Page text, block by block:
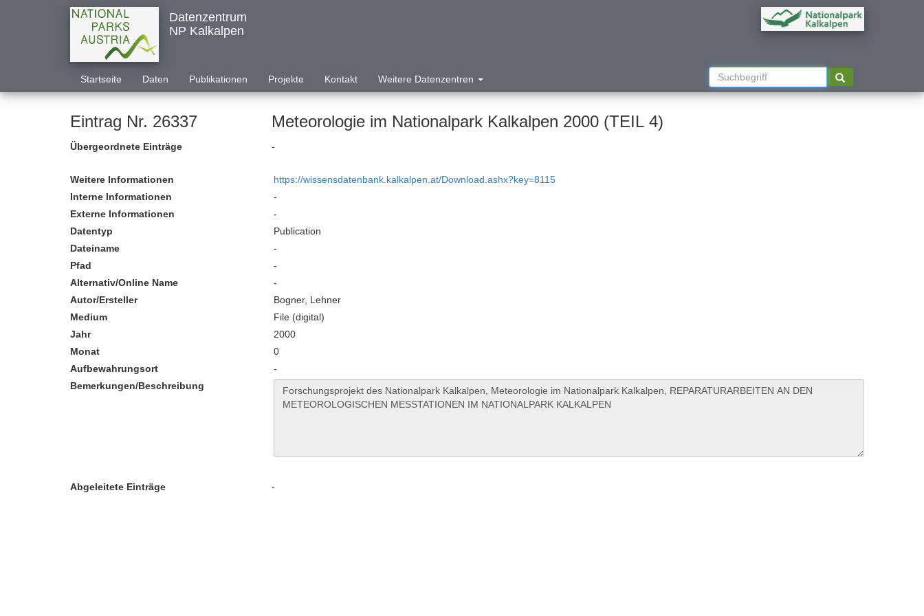
Datenzentrum
NP Kalkalpen
Startseite Daten Publikationen Projekte Kontakt Weitere Datenzentren
Eintrag Nr. 26337 Meteorologie im Nationalpark Kalkalpen 2000 (TEIL 4)
Übergeordnete Einträge -
Weitere Informationen
https://wissensdatenbank.kalkalpen.at/Download.ashx?key=8115
Interne Informationen
-
Externe Informationen
-
Datentyp
Publication
Dateiname
-
Pfad
-
Alternativ/Online Name
-
Autor/Ersteller
Bogner, Lehner
Medium
File (digital)
Jahr
2000
Monat
0
Aufbewahrungsort
-
Bemerkungen/Beschreibung
Abgeleitete Einträge -